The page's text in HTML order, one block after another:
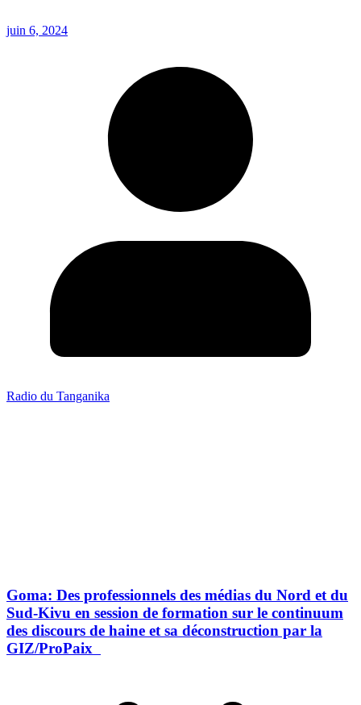
juin 6, 2024
Radio du Tanganika
Goma: Des professionnels des médias du Nord et du
Sud-Kivu en session de formation sur le continuum
des discours de haine et sa déconstruction par la
GIZ/ProPaix